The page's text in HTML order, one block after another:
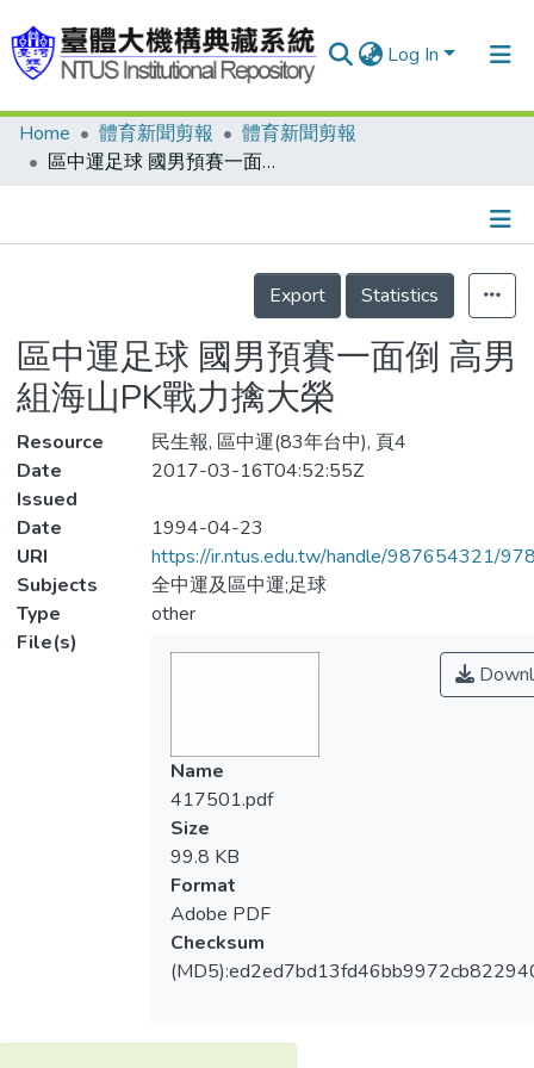
Log In
Communities & Collections
Statistics
Home 體育新聞剪報
體育新聞剪報
區中運足球 國男預賽一面倒 高男組海山PK戰力擒大榮
Details
Export
Statistics
區中運足球 國男預賽一面倒 高男
組海山PK戰力擒大榮
Resource
民生報, 區中運(83年台中), 頁4
Date
Issued
2017-03-16T04:52:55Z
Date
1994-04-23
URI
https://ir.ntus.edu.tw/handle/987654321/
Subjects
全中運及區中運;足球
Type
other
File(s)
Name
417501.pdf
Size
99.8 KB
Format
Adobe PDF
Checksum